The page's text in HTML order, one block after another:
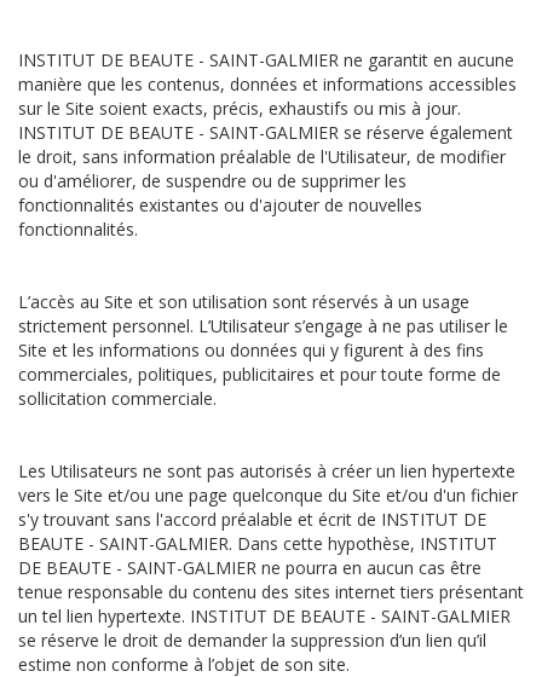
INSTITUT DE BEAUTE - SAINT-GALMIER ne garantit en aucune
manière que les contenus, données et informations accessibles
sur le Site soient exacts, précis, exhaustifs ou mis à jour.
INSTITUT DE BEAUTE - SAINT-GALMIER se réserve également
le droit, sans information préalable de l'Utilisateur, de modifier
ou d'améliorer, de suspendre ou de supprimer les
fonctionnalités existantes ou d'ajouter de nouvelles
fonctionnalités.
L’accès au Site et son utilisation sont réservés à un usage
strictement personnel. L’Utilisateur s’engage à ne pas utiliser le
Site et les informations ou données qui y figurent à des fins
commerciales, politiques, publicitaires et pour toute forme de
sollicitation commerciale.
Les Utilisateurs ne sont pas autorisés à créer un lien hypertexte
vers le Site et/ou une page quelconque du Site et/ou d'un fichier
s'y trouvant sans l'accord préalable et écrit de INSTITUT DE
BEAUTE - SAINT-GALMIER. Dans cette hypothèse, INSTITUT
DE BEAUTE - SAINT-GALMIER ne pourra en aucun cas être
tenue responsable du contenu des sites internet tiers présentant
un tel lien hypertexte. INSTITUT DE BEAUTE - SAINT-GALMIER
se réserve le droit de demander la suppression d’un lien qu’il
estime non conforme à l’objet de son site.